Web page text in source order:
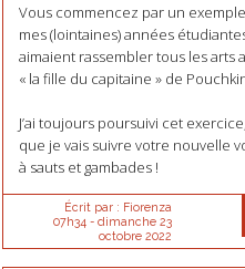
Vous commencez par un
mes (lointaines) années
aimaient rassembler tous les arts
« la fille du capitaine » de
J’ai toujours poursuivi cet
que je vais suivre votre nouvelle
à sauts et gambades !
Écrit par : Fiorenza
07h34 - dimanche 23
octobre 2022